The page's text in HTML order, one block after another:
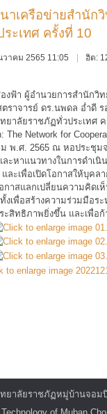
าเครือข่ายสำนัก
ะเทศ ครั้งที่ 10
วาคม 2565 11:05 ฮิต:
งฟ้า ผู้อำนวยการสำนักวิ
าจารย์ ดร.นพดล อ่ำดี ร
าลัยราชภัฏทั่วประเทศ ค
The Network for
ม พ.ศ. 2565 ณ หอประ
ะหาแนวทางในการดำ
ะเพื่อเปิดโอกาสให้บุคล
าสแลกเปลี่ยนความคิดเ
งเพื่อสร้างความร่วมมือร
สิทธิภาพยิ่งขึ้น และเพื่อ
ยาลัยราชภัฏหมู่บ้านจอ